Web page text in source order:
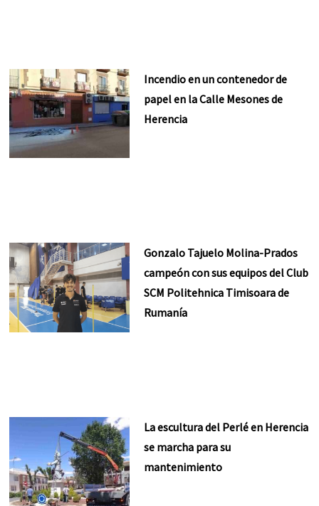
Incendio en un contenedor de
papel en la Calle Mesones de
Herencia
Gonzalo Tajuelo Molina-Prados
campeón con sus equipos del Club
SCM Politehnica Timisoara de
Rumanía
La escultura del Perlé en Herencia
se marcha para su
mantenimiento